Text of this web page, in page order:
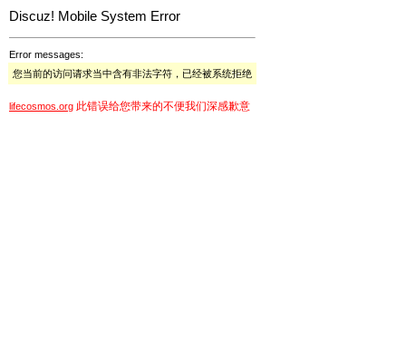
Discuz! Mobile System Error
Error messages:
您当前的访问请求当中含有非法字符，已经被系统拒绝
lifecosmos.org 此错误给您带来的不便我们深感歉意